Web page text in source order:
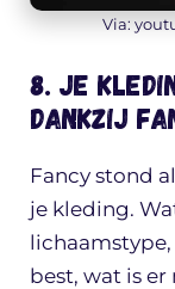
Via:
8. Je
dankzij
Fancy stond
je kleding.
best, wat is